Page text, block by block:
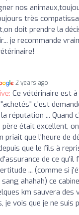
nos
très
doit prendre la
je recommande
2 years ago
Ce vétérinaire est
c'est
réputation ... Quand
était excellent,
priait que l'heure de
que le fils à
de ce qu'il
... (comme si
ahahah) ce
km sauvera des
je vois que je ne suis